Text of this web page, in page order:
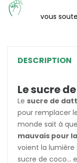
vous
DESCRIPTION
Le sucre
Le sucre de
pour remplacer
monde sait à
mauvais pour
voient la lumière
sucre de coco...